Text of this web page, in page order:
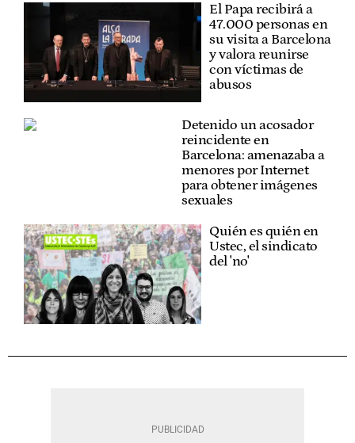
El Papa recibirá a
47.000 personas en
su visita a Barcelona
y valora reunirse
con víctimas de
abusos
Detenido un acosador
reincidente en
Barcelona: amenazaba a
menores por Internet
para obtener imágenes
sexuales
Quién es quién en
Ustec, el sindicato
del 'no'